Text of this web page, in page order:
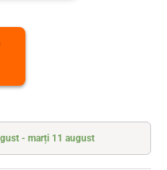
- marți 11 august